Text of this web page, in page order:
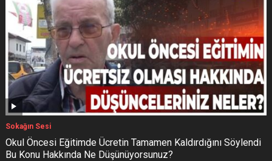
Sokağın Sesi
Okul Öncesi Eğitimde Ücretin Tamamen Kaldırdığını Söylendi
Bu Konu Hakkında Ne Düşünüyorsunuz?